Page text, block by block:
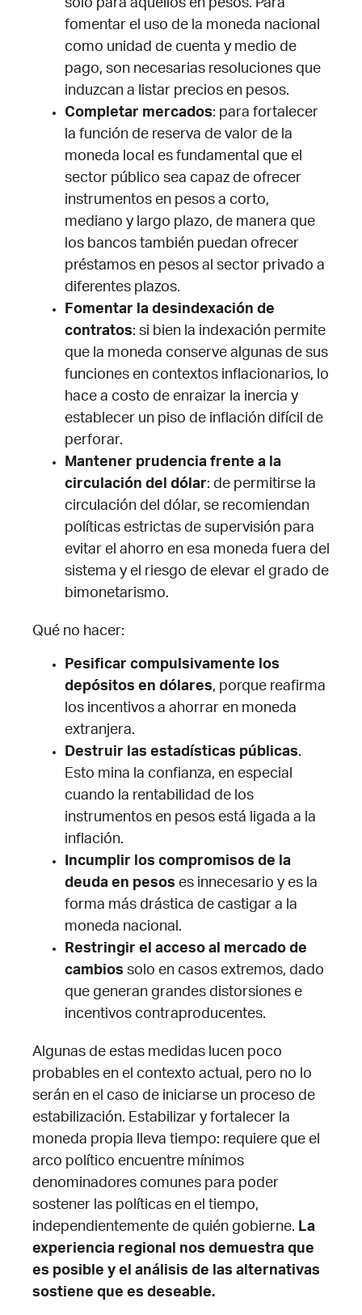
solo para aquellos en pesos. Para
fomentar el uso de la moneda nacional
como unidad de cuenta y medio de
pago, son necesarias resoluciones que
induzcan a listar precios en pesos.
Completar mercados: para fortalecer
la función de reserva de valor de la
moneda local es fundamental que el
sector público sea capaz de ofrecer
instrumentos en pesos a corto,
mediano y largo plazo, de manera que
los bancos también puedan ofrecer
préstamos en pesos al sector privado a
diferentes plazos.
Fomentar la desindexación de
contratos: si bien la indexación permite
que la moneda conserve algunas de sus
funciones en contextos inflacionarios, lo
hace a costo de enraizar la inercia y
establecer un piso de inflación difícil de
perforar.
Mantener prudencia frente a la
circulación del dólar: de permitirse la
circulación del dólar, se recomiendan
políticas estrictas de supervisión para
evitar el ahorro en esa moneda fuera del
sistema y el riesgo de elevar el grado de
bimonetarismo.
Qué no hacer:
Pesificar compulsivamente los
depósitos en dólares, porque reafirma
los incentivos a ahorrar en moneda
extranjera.
Destruir las estadísticas públicas.
Esto mina la confianza, en especial
cuando la rentabilidad de los
instrumentos en pesos está ligada a la
inflación.
Incumplir los compromisos de la
deuda en pesos es innecesario y es la
forma más drástica de castigar a la
moneda nacional.
Restringir el acceso al mercado de
cambios solo en casos extremos, dado
que generan grandes distorsiones e
incentivos contraproducentes.
Algunas de estas medidas lucen poco
probables en el contexto actual, pero no lo
serán en el caso de iniciarse un proceso de
estabilización. Estabilizar y fortalecer la
moneda propia lleva tiempo: requiere que el
arco político encuentre mínimos
denominadores comunes para poder
sostener las políticas en el tiempo,
independientemente de quién gobierne. La
experiencia regional nos demuestra que
es posible y el análisis de las alternativas
sostiene que es deseable.